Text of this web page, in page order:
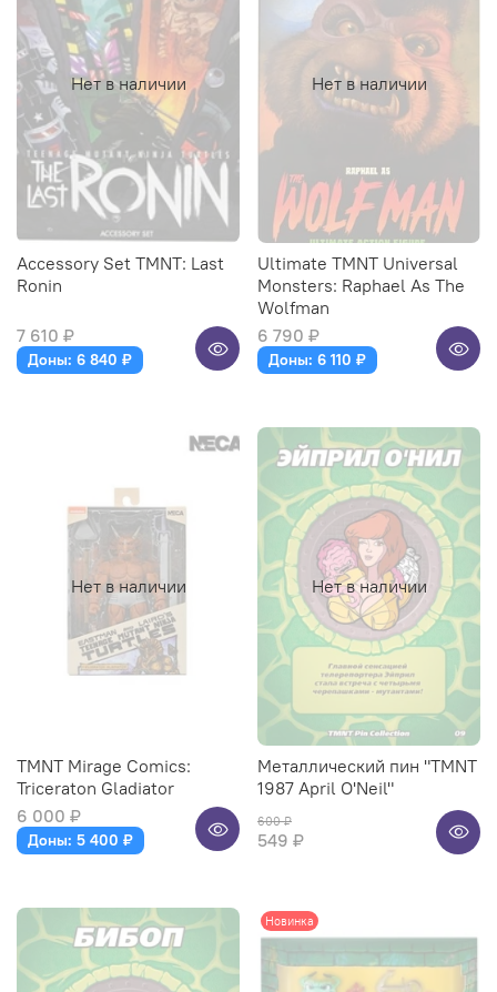
Нет в наличии
Accessory Set TMNT: Last
Ronin
7 610 ₽
Доны: 6 840 ₽
Нет в наличии
Ultimate TMNT Universal
Monsters: Raphael As The
Wolfman
6 790 ₽
Доны: 6 110 ₽
Нет в наличии
TMNT Mirage Comics:
Triceraton Gladiator
6 000 ₽
Доны: 5 400 ₽
Нет в наличии
Металлический пин "TMNT
1987 April O'Neil"
600 ₽
549 ₽
Новинка